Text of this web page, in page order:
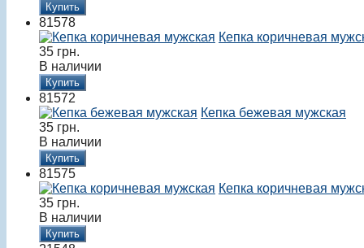
Купить
81578
Кепка коричневая
35 грн.
В наличии
Купить
81572
Кепка бежевая мужская
35 грн.
В наличии
Купить
81575
Кепка коричневая
35 грн.
В наличии
Купить